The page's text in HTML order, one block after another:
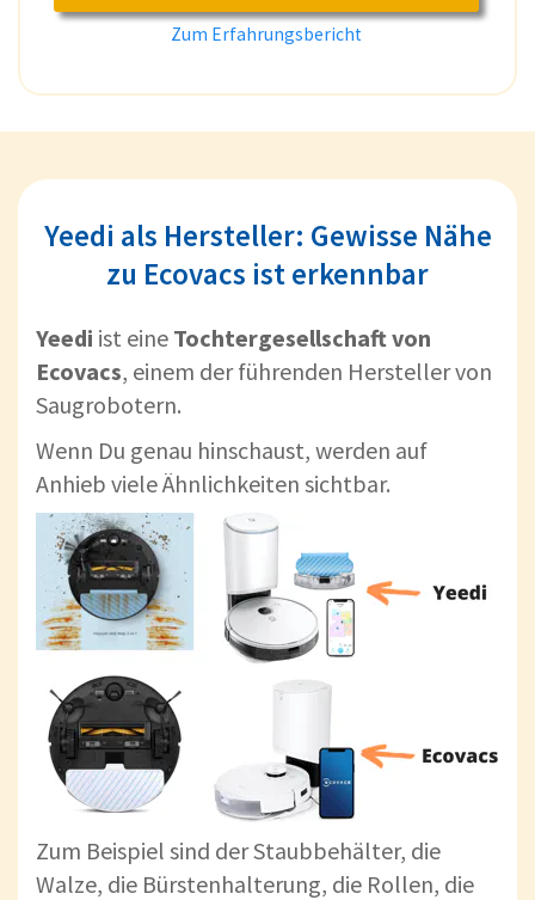
Zum Erfahrungsbericht
Yeedi als Hersteller: Gewisse Nähe
zu Ecovacs ist erkennbar
Yeedi ist eine Tochtergesellschaft von
Ecovacs, einem der führenden Hersteller von
Saugrobotern.
Wenn Du genau hinschaust, werden auf
Anhieb viele Ähnlichkeiten sichtbar.
Zum Beispiel sind der Staubbehälter, die
Walze, die Bürstenhalterung, die Rollen, die